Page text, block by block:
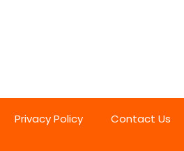
Privacy Policy Contact Us